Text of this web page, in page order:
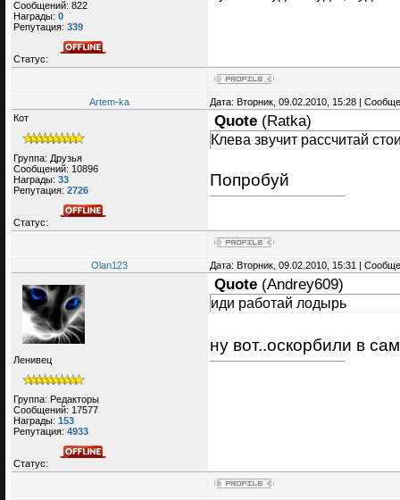
Сообщений: 822
Награды: 0
Репутация: 339
Статус:
Artem-ka
Дата: Вторник, 09.02.2010, 15:28 |
Кот
Группа: Друзья
Сообщений: 10896
Награды: 33
Репутация: 2726
Статус:
Quote (Ratka)
Клева звучит рассчитай
Попробуй
Olan123 Дата: Вторник, 09.02.2010, 15:31 |
Ленивец
Группа: Редакторы
Сообщений: 17577
Награды: 153
Репутация: 4933
Статус:
Quote (Andrey609)
иди работай лодырь
ну вот..оскорбили в